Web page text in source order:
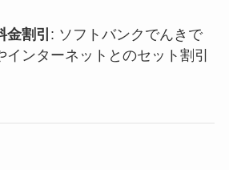
割引 : ソフトバンクでんきで
インターネットとのセット割引